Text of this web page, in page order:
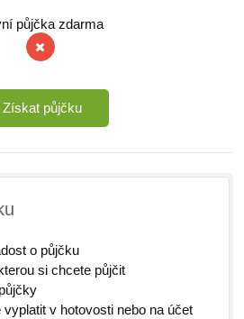
půjčka zdarma
Získat půjčku
o půjčku
si chcete půjčit
v hotovosti nebo na účet